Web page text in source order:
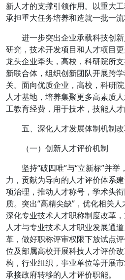
新人才的支撑引领作用。以重大
承担重大任务培养和造就一批一流
进一步突出企业承载科技创新
研究，技术开发项目和人才项目
龙头企业牵头，高校，科研院所
新联合体，组织创新团队开展跨
关。面向优质企业，高校，科研
人才基地，培养集聚更多高素质
工教育经费，用于技术，技能人才
五、深化人才发展体制机制
（一）创新人才评价机制
坚持“破四唯”与“立新标”并举
力，贡献为导向的人才评价体系
项治理，推动人才称号，学术头
质。突出“高精尖缺”，优化相关
深化专业技术人才职称制度改革
人才与专业技术人才职业发展通
革，做好职称评审权限下放试点
位及部属高校开展科技人才评价
构，行业组织，事业单位等开展
承接政府转移的人才评价职能。